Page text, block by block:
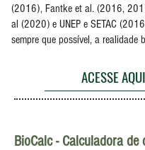
(2016), Fantke et al. (2016,
al (2020) e UNEP e SETAC
sempre que possível, a realidade
ACESSE AQUI
BioCalc - Calculadora de